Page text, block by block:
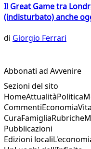
Il Great Game tra
(indisturbato) anche
di Giorgio Ferrari
Abbonati ad Avvenire
Sezioni del sito
HomeAttualitàPolitica
CommentiEconomia
CuraFamigliaRubriche
Pubblicazioni
Edizioni locali